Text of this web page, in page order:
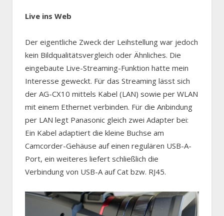
Live ins Web
Der eigentliche Zweck der Leihstellung war jedoch
kein Bildqualitätsvergleich oder Ähnliches. Die
eingebaute Live-Streaming-Funktion hatte mein
Interesse geweckt. Für das Streaming lässt sich
der AG-CX10 mittels Kabel (LAN) sowie per WLAN
mit einem Ethernet verbinden. Für die Anbindung
per LAN legt Panasonic gleich zwei Adapter bei:
Ein Kabel adaptiert die kleine Buchse am
Camcorder-Gehäuse auf einen regulären USB-A-
Port, ein weiteres liefert schließlich die
Verbindung von USB-A auf Cat bzw. RJ45.